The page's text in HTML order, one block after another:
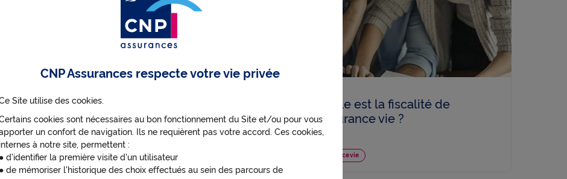
Jeune actif : comment épargner
pour la retraite ?
Assurance vie Epargne
Quelle est la fiscalité de
l’assurance vie ?
Assurance vie
CNP Assurances respecte votre vie privée
Site utilise des cookies.
cookies sont nécessaires au bon fonctionnement du Site et/ou pour vous
un confort de navigation. Ils ne requièrent pas votre accord. Ces cookies,
internes à notre site, permettent :
● d'identifier la première visite d'un utilisateur
● de mémoriser l'historique des choix effectués au sein des parcours de